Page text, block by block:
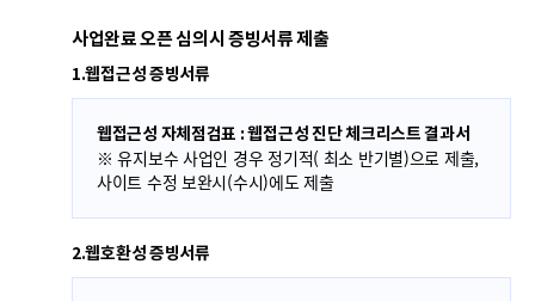
사업완료 오픈 심의시 증빙서류 제출
1.웹접근성 증빙서류
웹접근성 자체점검표 : 웹접근성 진단 체크리스트 결과서
※ 유지보수 사업인 경우 정기적( 최소 반기별)으로 제출,
사이트 수정 보완시(수시)에도 제출
2.웹호환성 증빙서류